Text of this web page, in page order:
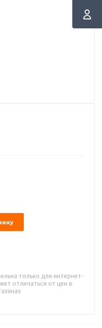
только для интернет-
отличаться от цен в